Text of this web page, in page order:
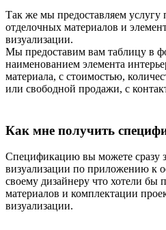
Так же мы предоставляем услугу
отделочных материалов и
визуализации.
Мы предоставим вам таблицу в
наименованием элемента
материала, с стоимостью,
или свободной продажи, с
Как мне получить
Спецификацию вы можете сразу
визуализации по приложению к
своему дизайнеру что хотели бы
материалов и комплектации
визуализации.